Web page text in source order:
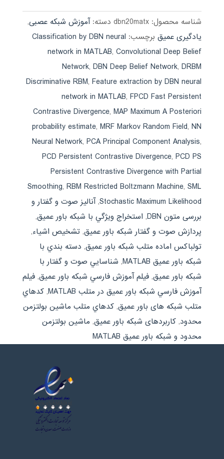
شناسه محصول: dbn20matx دسته:آموزش شبکه عصبی,
یادگیری عمیق برچسب: Classification by DBN neural
network in MATLAB,Convolutional Deep Belief
Network,DBN Deep Belief Network,DRBM
Discriminative RBM,Feature extraction by DBN neural
network in MATLAB,FPCD Fast Persistent
Contrastive Divergence,MAP Maximum A Posteriori
probability estimate,MRF Markov Random Field,NN
Neural Network,PCA Principal Component Analysis,
PCD Persistent Contrastive Divergence,PCD PS
Persistent Contrastive Divergence with Partial
Smoothing,RBM Restricted Boltzmann Machine,SML
Stochastic Maximum Likelihood
,آنالیز صوت و گفتار و
بررسی متون DBN
, استخراج ويژگي با شبكه باور عميق,
پردازش صوت و گفتار شبکه باور عمیق, تشخیص اشیاء,
تولباكس اماده متلب شبکه باور عمیق, دسته بندي با
شبكه باور عميق MATLAB
, شناسايي صوت و گفتار با
شبکه باور عمیق, فيلم آموزش فارسي شبکه باور عمیق, فيلم
آموزش فارسي شبکه باور عمیق در متلب MATLAB
, كدهاي
متلب شبکه های باور عمیق, كدهاي متلب ماشین بولتزمن
محدود, کاربردهای شبکه باور عمیق, ماشین بولتزمن
محدود و شبکه باور عمیق MATLAB